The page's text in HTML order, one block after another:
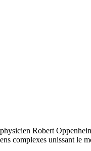
Robert
complexes unissant le